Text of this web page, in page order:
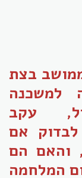
ממושב בצת
למשכנה
עקב
אם
והאם הם